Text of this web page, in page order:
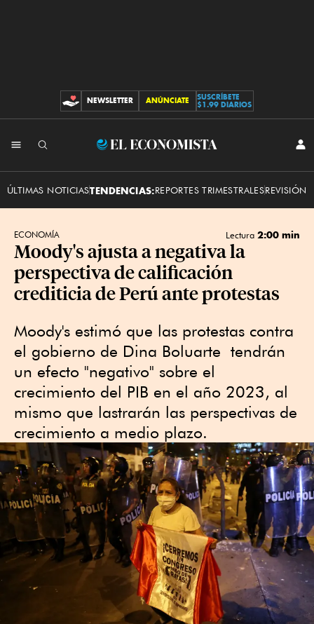
CONTRIBUCIONES
NEWSLETTER ANÚNCIATE
SUSCRÍBETE
$1.99 DIARIOS
El
ÚLTIMAS NOTICIASTENDENCIAS:REPORTES TRIMESTRALESREVISIÓN
ECONOMÍA Lectura 2:00 min
Moody's ajusta a negativa la
perspectiva de calificación
crediticia de Perú ante protestas
Moody's estimó que las protestas contra
el gobierno de Dina Boluarte tendrán
un efecto "negativo" sobre el
crecimiento del PIB en el año 2023, al
mismo que lastrarán las perspectivas de
crecimiento a medio plazo.